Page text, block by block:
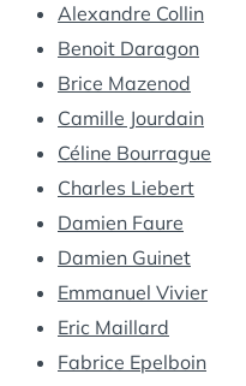
Alexandre Collin
Benoit Daragon
Brice Mazenod
Camille Jourdain
Céline Bourrague
Charles Liebert
Damien Faure
Damien Guinet
Emmanuel Vivier
Eric Maillard
Fabrice Epelboin